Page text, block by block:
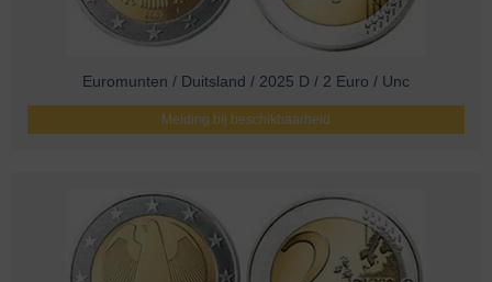
Euromunten / Duitsland / 2025 D / 2 Euro / Unc
Melding bij beschikbaarheid